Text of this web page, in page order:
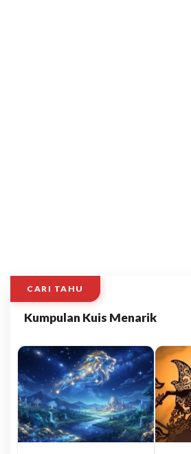
CARI TAHU
Kumpulan Kuis Menarik